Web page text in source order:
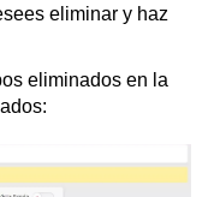
eliminar y haz
eliminados en la